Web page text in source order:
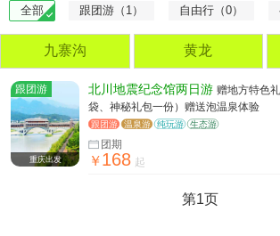
全部 跟团游（1） 自由行（0）
九寨沟 黄龙
跟团游
重庆出发
北川地震纪念馆两日游 赠地方特色
袋、神秘礼包一份）赠送泡温泉体验
跟团游 温泉游 纯玩游 生态游
团期
￥168 起
第1页